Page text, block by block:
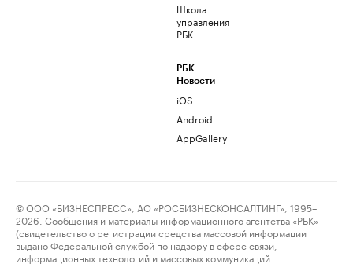
Школа
управления
РБК
РБК
Новости
iOS
Android
AppGallery
© ООО «БИЗНЕСПРЕСС», АО «РОСБИЗНЕСКОНСАЛТИНГ», 1995–
2026. Сообщения и материалы информационного агентства «РБК»
(свидетельство о регистрации средства массовой информации
выдано Федеральной службой по надзору в сфере связи,
информационных технологий и массовых коммуникаций